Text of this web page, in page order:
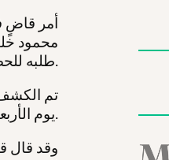
أمر قاضٍ
محمود
طلبه للحصول على البطاقة الخضراء.
تم الكشف
يوم الأربعاء.
وقد قال